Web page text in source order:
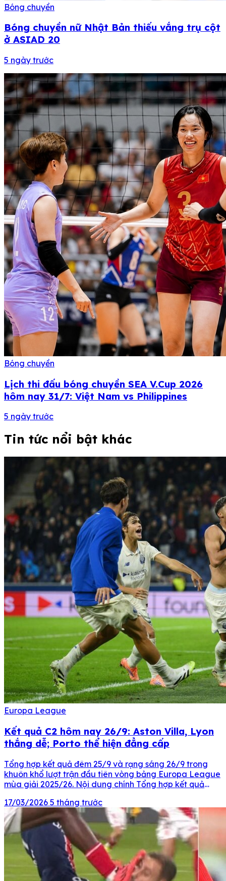
Bóng chuyền
Bóng chuyền nữ Nhật Bản thiếu vắng trụ cột
ở ASIAD 20
5 ngày trước
Bóng chuyền
Lịch thi đấu bóng chuyền SEA V.Cup 2026
hôm nay 31/7: Việt Nam vs Philippines
5 ngày trước
Tin tức nổi bật khác
Europa League
Kết quả C2 hôm nay 26/9: Aston Villa, Lyon
thắng dễ; Porto thể hiện đẳng cấp
Tổng hợp kết quả đêm 25/9 và rạng sáng 26/9 trong
khuôn khổ lượt trận đầu tiên vòng bảng Europa League
mùa giải 2025/26. Nội dung chính Tổng hợp kết quả
kết quả Europa League đêm 25/9 và rạng sáng 26/9
Thời gian Kết quả […]
17/03/2026 5 tháng trước